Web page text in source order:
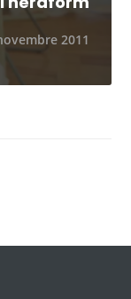
2011